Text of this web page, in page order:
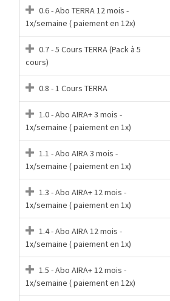
0.6 - Abo TERRA 12 mois -
1x/semaine ( paiement en 12x)
0.7 - 5 Cours TERRA (Pack à 5
cours)
0.8 - 1 Cours TERRA
1.0 - Abo AIRA+ 3 mois -
1x/semaine ( paiement en 1x)
1.1 - Abo AIRA 3 mois -
1x/semaine ( paiement en 1x)
1.3 - Abo AIRA+ 12 mois -
1x/semaine ( paiement en 1x)
1.4 - Abo AIRA 12 mois -
1x/semaine ( paiement en 1x)
1.5 - Abo AIRA+ 12 mois -
1x/semaine ( paiement en 12x)